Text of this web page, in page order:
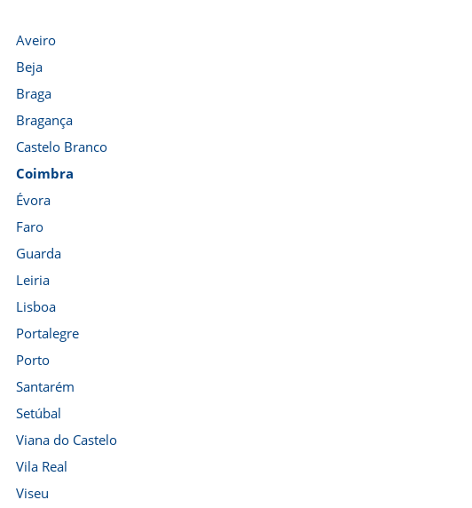
Aveiro
Beja
Braga
Bragança
Castelo Branco
Coimbra
Évora
Faro
Guarda
Leiria
Lisboa
Portalegre
Porto
Santarém
Setúbal
Viana do Castelo
Vila Real
Viseu